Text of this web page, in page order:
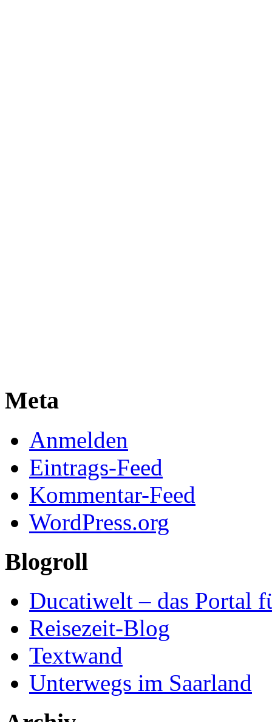
Meta
Anmelden
Eintrags-Feed
Kommentar-Feed
WordPress.org
Blogroll
Ducatiwelt – das Portal
Reisezeit-Blog
Textwand
Unterwegs im Saarland